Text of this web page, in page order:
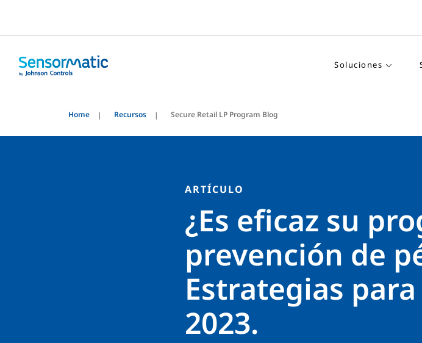
Soluciones
Home Recursos Secure Retail LP Program Blog
ARTÍCULO
¿Es eficaz su
prevención de
Estrategias
2023.